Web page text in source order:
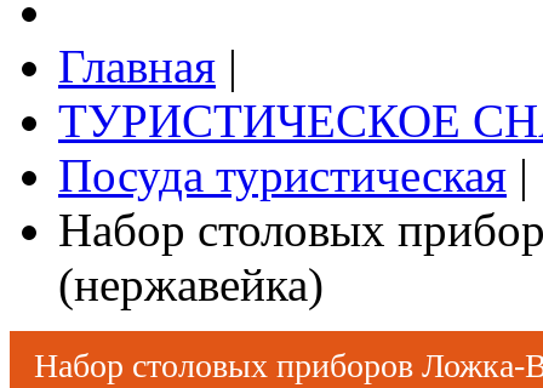
Главная |
ТУРИСТИЧЕСКОЕ
Посуда туристическая |
Набор столовых
(нержавейка)
Набор столовых приборов